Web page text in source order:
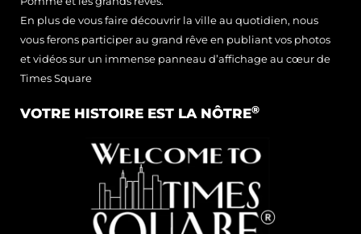
En plus de vous faire découvrir la ville au quotidien, nous
vous ferons participer au grand rêve en publiant vos photos
et vidéos sur un immense panneau d’affichage au cœur de
Times Square
VOTRE HISTOIRE EST LA NÔTRE®